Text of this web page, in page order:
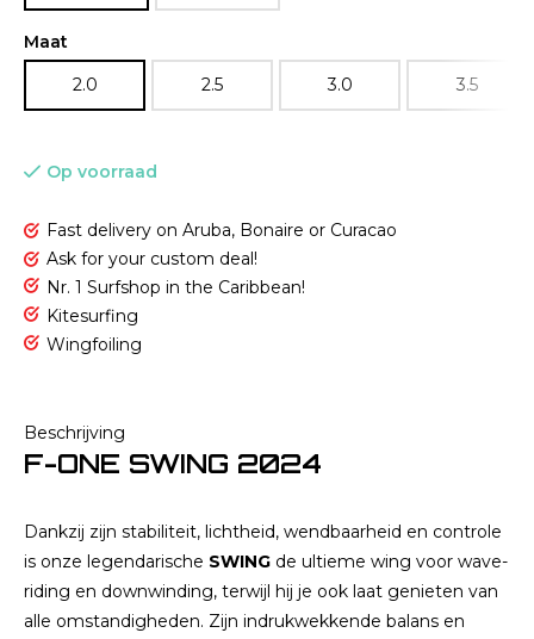
Maat
2.0
2.5 3.0 3.5
Op voorraad
Fast delivery on Aruba, Bonaire or Curacao
Ask for your custom deal!
Nr. 1 Surfshop in the Caribbean!
Kitesurfing
Wingfoiling
Beschrijving
F-ONE SWING 2024
Dankzij zijn stabiliteit, lichtheid, wendbaarheid en controle
is onze legendarische SWING de ultieme wing voor wave-
riding en downwinding, terwijl hij je ook laat genieten van
alle omstandigheden. Zijn indrukwekkende balans en